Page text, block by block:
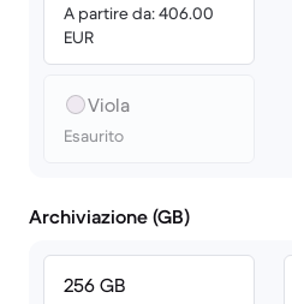
A partire da: 406.00
EUR
Viola
Esaurito
Archiviazione (GB)
256 GB